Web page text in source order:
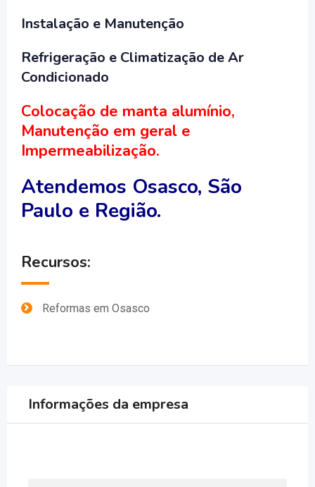
Instalação e Manutenção
Refrigeração e Climatização de Ar
Condicionado
Colocação de manta alumínio,
Manutenção em geral e
Impermeabilização.
Atendemos Osasco, São
Paulo e Região.
Recursos:
Reformas em Osasco
Informações da empresa